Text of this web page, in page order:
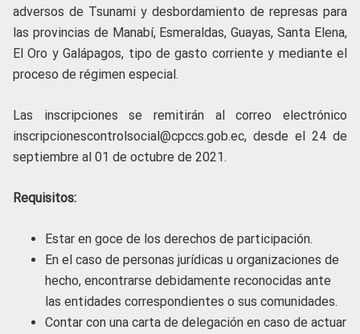
adversos de Tsunami y desbordamiento de represas para
las provincias de Manabí, Esmeraldas, Guayas, Santa Elena,
El Oro y Galápagos, tipo de gasto corriente y mediante el
proceso de régimen especial.
Las inscripciones se remitirán al correo electrónico
inscripcionescontrolsocial@cpccs.gob.ec, desde el 24 de
septiembre al 01 de octubre de 2021.
Requisitos:
Estar en goce de los derechos de participación.
En el caso de personas jurídicas u organizaciones de
hecho, encontrarse debidamente reconocidas ante
las entidades correspondientes o sus comunidades.
Contar con una carta de delegación en caso de actuar